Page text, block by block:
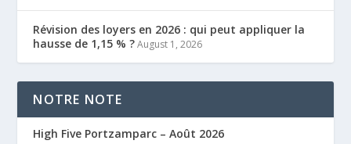
Révision des loyers en 2026 : qui peut appliquer la
hausse de 1,15 % ? August 1, 2026
NOTRE NOTE
High Five Portzamparc – Août 2026